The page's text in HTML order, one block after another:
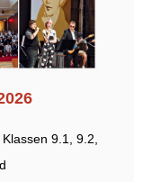
9.1, 9.2,